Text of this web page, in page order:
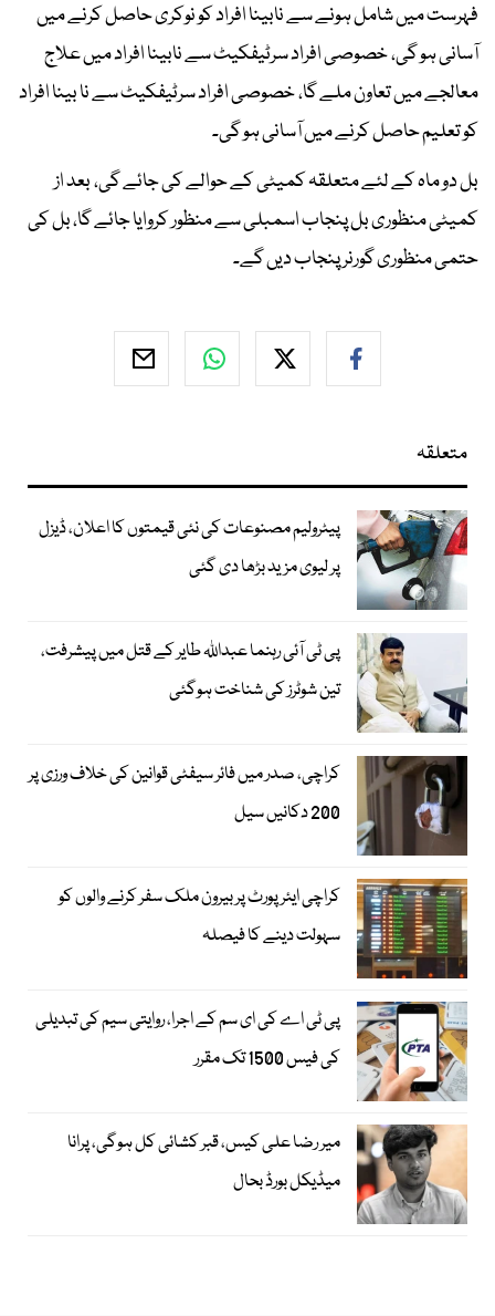
فہرست میں شامل ہونے سے نابینا افراد کو نوکری حاصل کرنے میں
آسانی ہو گی، خصوصی افراد سرٹیفکیٹ سے نابینا افراد میں علاج
معالجے میں تعاون ملے گا، خصوصی افراد سرٹیفکیٹ سے نا بینا افراد
کو تعلیم حاصل کرنے میں آسانی ہو گی۔
بل دو ماہ کے لئے متعلقہ کمیٹی کے حوالے کی جائے گی، بعد از
کمیٹی منظوری بل پنجاب اسمبلی سے منظور کروایا جائے گا، بل کی
حتمی منظوری گورنر پنجاب دیں گے۔
متعلقہ
پیٹرولیم مصنوعات کی نئی قیمتوں کا اعلان، ڈیزل
پر لیوی مزید بڑھا دی گئی
پی ٹی آئی رہنما عبداللہ طایر کے قتل میں پیشرفت،
تین شوٹرز کی شناخت ہوگئی
کراچی، صدر میں فائر سیفٹی قوانین کی خلاف ورزی پر
200 دکانیں سیل
کراچی ایئرپورٹ پر بیرون ملک سفر کرنے والوں کو
سہولت دینے کا فیصلہ
پی ٹی اے کی ای سم کے اجرا، روایتی سیم کی تبدیلی
کی فیس 1500 تک مقرر
میر رضا علی کیس، قبر کشائی کل ہوگی، پرانا
میڈیکل بورڈ بحال